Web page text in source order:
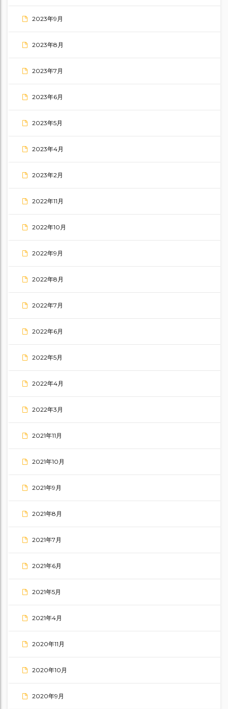
2023年9月
2023年8月
2023年7月
2023年6月
2023年5月
2023年4月
2023年2月
2022年11月
2022年10月
2022年9月
2022年8月
2022年7月
2022年6月
2022年5月
2022年4月
2022年3月
2021年11月
2021年10月
2021年9月
2021年8月
2021年7月
2021年6月
2021年5月
2021年4月
2020年11月
2020年10月
2020年9月